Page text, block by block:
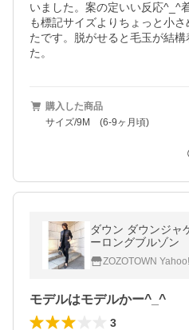
いました。案の定いい反応^_^
も標記サイズよりちょっと小
たです。脱がせると毛玉が結
た。
購入した商品
サイズ/9M (6-9ヶ月頃)
ダウン ダウンジャ
ーロングブルゾン
ZOZOTOWN
モデルはモデルかー^_^
3